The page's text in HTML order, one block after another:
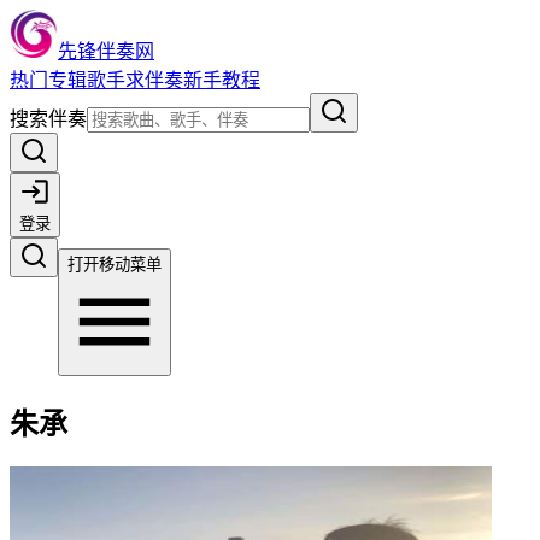
先锋伴奏网
热门 专辑歌手求伴奏新手教程
搜索伴奏
登录
打开移动菜单
朱承